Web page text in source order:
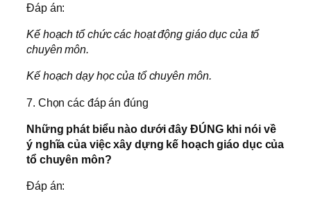
Đáp án:
Kế hoạch tổ chức các hoạt động giáo dục của tổ
chuyên môn.
Kế hoạch dạy học của tổ chuyên môn.
7. Chọn các đáp án đúng
Những phát biểu nào dưới đây ĐÚNG khi nói về
ý nghĩa của việc xây dựng kế hoạch giáo dục của
tổ chuyên môn?
Đáp án: